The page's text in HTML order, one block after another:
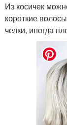
Из косичек
короткие
челки, иногда